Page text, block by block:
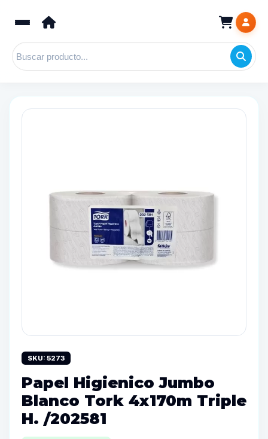
SKU: 5273
Papel Higienico Jumbo
Blanco Tork 4x170m Triple
H. /202581